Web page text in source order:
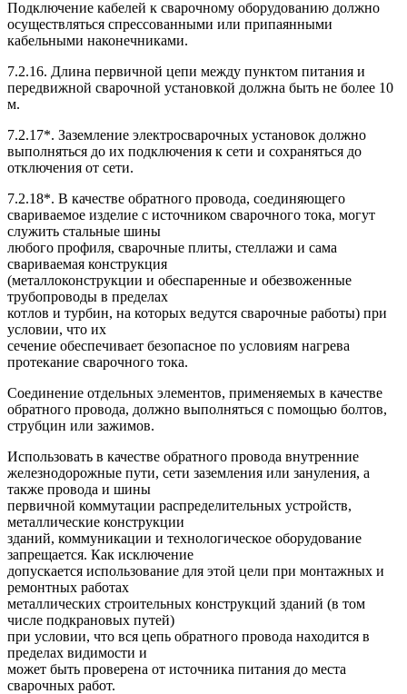
Подключение кабелей к сварочному оборудованию должно
осуществляться спрессованными или припаянными
кабельными наконечниками.
7.2.16. Длина первичной цепи между пунктом питания и
передвижной сварочной установкой должна быть не более 10
м.
7.2.17*. Заземление электросварочных установок должно
выполняться до их подключения к сети и сохраняться до
отключения от сети.
7.2.18*. В качестве обратного провода, соединяющего
свариваемое изделие с источником сварочного тока, могут
служить стальные шины
любого профиля, сварочные плиты, стеллажи и сама
свариваемая конструкция
(металлоконструкции и обеспаренные и обезвоженные
трубопроводы в пределах
котлов и турбин, на которых ведутся сварочные работы) при
условии, что их
сечение обеспечивает безопасное по условиям нагрева
протекание сварочного тока.
Соединение отдельных элементов, применяемых в качестве
обратного провода, должно выполняться с помощью болтов,
струбцин или зажимов.
Использовать в качестве обратного провода внутренние
железнодорожные пути, сети заземления или зануления, а
также провода и шины
первичной коммутации распределительных устройств,
металлические конструкции
зданий, коммуникации и технологическое оборудование
запрещается. Как исключение
допускается использование для этой цели при монтажных и
ремонтных работах
металлических строительных конструкций зданий (в том
числе подкрановых путей)
при условии, что вся цепь обратного провода находится в
пределах видимости и
может быть проверена от источника питания до места
сварочных работ.